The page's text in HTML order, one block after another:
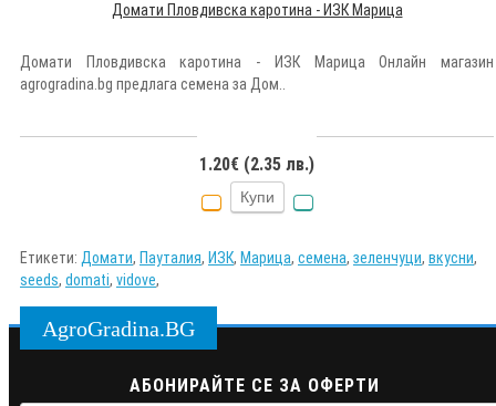
Домати Пловдивска каротина - ИЗК Марица
Домати Пловдивска каротина - ИЗК Марица Онлайн магазин
agrogradina.bg предлага семена за Дом..
1.20€ (2.35 лв.)
Купи
Етикети: Домати, Пауталия, ИЗК, Марица, семена, зеленчуци, вкусни,
seeds, domati, vidove,
AgroGradina.BG
АБОНИРАЙТЕ СЕ ЗА ОФЕРТИ